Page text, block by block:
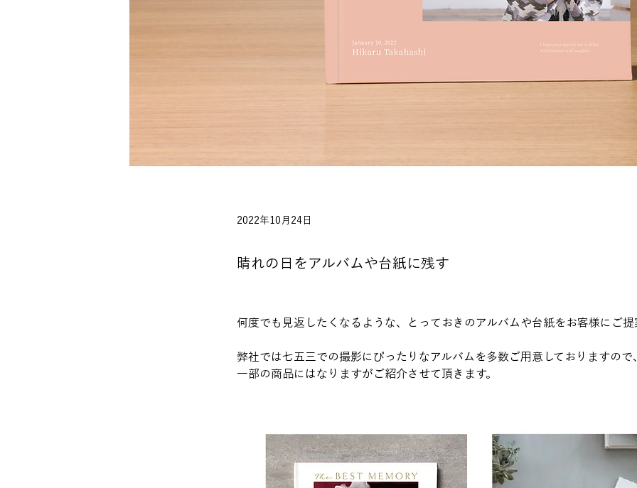
2022年10月24日
晴れの日をアルバムや台紙に残す
何度でも見返したくなるような、とっておきのアルバムや台紙をお客様にご
弊社では七五三での撮影にぴったりなアルバムを多数ご用意しておりますので
一部の商品にはなりますがご紹介させて頂きます。